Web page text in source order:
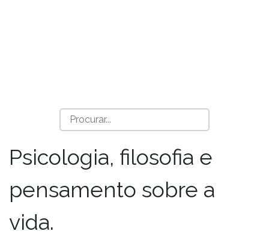
Psicologia, filosofia e
pensamento sobre a
vida.